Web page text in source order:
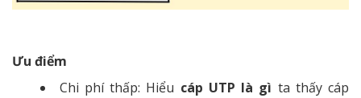
Ưu điểm
Chi phí thấp: Hiểu cáp UTP là gì ta thấy cáp